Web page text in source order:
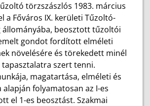
törzszászlós 1983. március
a Főváros IX. kerületi Tűzoltó-
állományába, beosztott tűzoltói
gondot fordított elméleti
növelésére és törekedett minél
szert tenni.
magatartása, elméleti és
alapján folyamatosan az I-es
el 1-es beosztást. Szakmai